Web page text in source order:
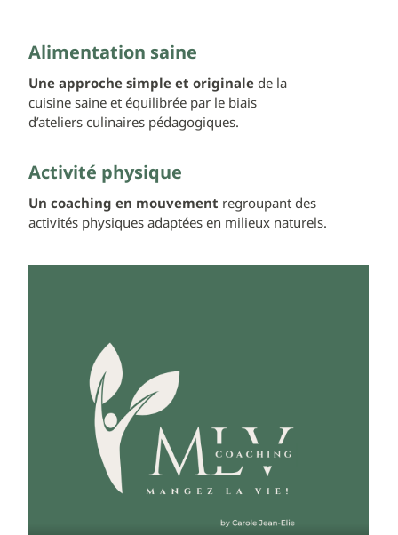
Alimentation saine
Une approche simple et originalede la
cuisine saine et équilibrée par le biais
d’ateliers culinaires pédagogiques.
Activité physique
Un coaching en mouvementregroupant des
activités physiques adaptées en milieux naturels.